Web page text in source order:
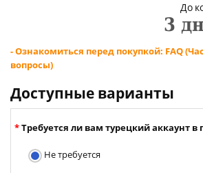
До
3
- Ознакомиться перед покупкой: FAQ
вопросы)
Доступные варианты
Требуется ли вам турецкий аккаунт в
Не требуется